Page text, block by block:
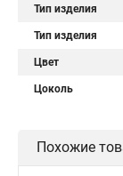
Тип изделия
Тип изделия
Цвет
Цоколь
Похожие